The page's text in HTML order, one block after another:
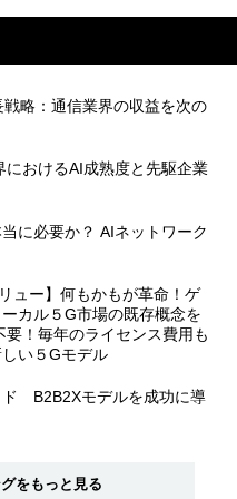
略：通信業界の収益を次の
におけるAI成熟度と先駆企業
に必要か？ AIネットワーク
ュー】何もかもが革命！ゲ
カル５G市場の既存概念を
！毎年のライセンス費用も
い５Gモデル
ド B2B2Xモデルを成功に導
をもっと見る